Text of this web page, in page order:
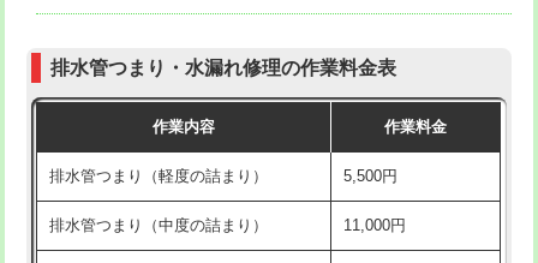
追加人工 16,500円
現場見積
※給水管工事は20mmまでの価格です。
交換・取付（その他部品） 11,000円+材料費
持込商品取付（単水栓） 13,200円
持込商品取付（混合水栓） 16,500円
持込商品取付（浄水器・分岐水栓） 16,500円
給水管工事※（ホール加工) 16,500円
排水管つまり・水漏れ修理の作業料金表
作業内容 作業料金
排水管つまり（軽度の詰まり） 5,500円
排水管つまり（中度の詰まり） 11,000円